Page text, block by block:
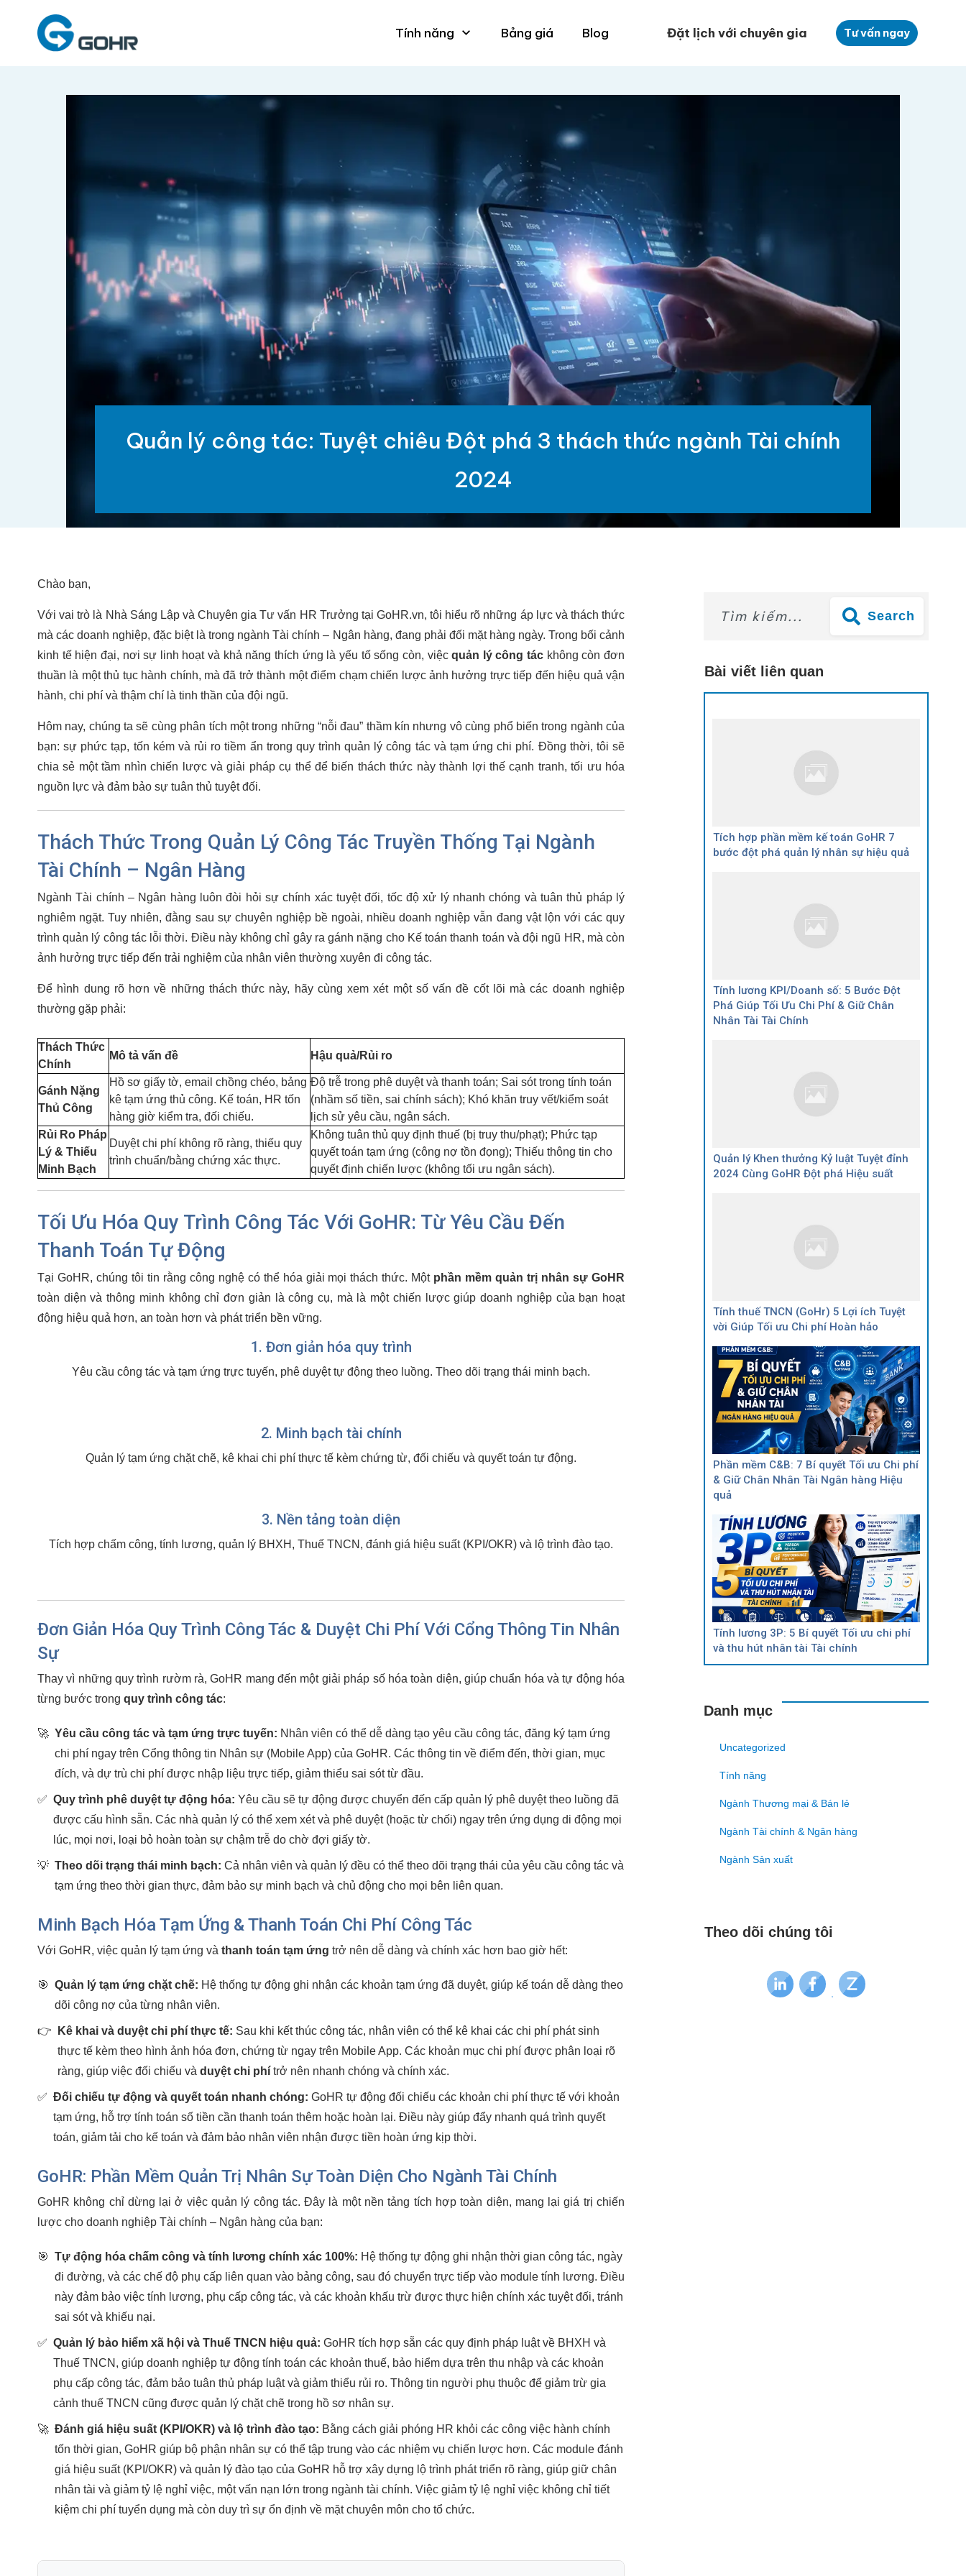
Tính năng Bảng giá Blog Đặt lịch với chuyên gia Tư vấn ngay
Quản lý công tác: Tuyệt chiêu Đột phá 3 thách thức ngành Tài chính
2024
Chào bạn,
Với vai trò là Nhà Sáng Lập và Chuyên gia Tư vấn HR Trưởng tại GoHR.vn, tôi hiểu rõ những áp lực và thách thức
mà các doanh nghiệp, đặc biệt là trong ngành Tài chính – Ngân hàng, đang phải đối mặt hàng ngày. Trong bối cảnh
kinh tế hiện đại, nơi sự linh hoạt và khả năng thích ứng là yếu tố sống còn, việcquản lý công tác không còn đơn
thuần là một thủ tục hành chính, mà đã trở thành một điểm chạm chiến lược ảnh hưởng trực tiếp đến hiệu quả vận
hành, chi phí và thậm chí là tinh thần của đội ngũ.
Hôm nay, chúng ta sẽ cùng phân tích một trong những “nỗi đau” thầm kín nhưng vô cùng phổ biến trong ngành của
bạn: sự phức tạp, tốn kém và rủi ro tiềm ẩn trong quy trình quản lý công tác và tạm ứng chi phí. Đồng thời, tôi sẽ
chia sẻ một tầm nhìn chiến lược và giải pháp cụ thể để biến thách thức này thành lợi thế cạnh tranh, tối ưu hóa
nguồn lực và đảm bảo sự tuân thủ tuyệt đối.
Thách Thức Trong Quản Lý Công Tác Truyền Thống Tại Ngành
Tài Chính – Ngân Hàng
Ngành Tài chính – Ngân hàng luôn đòi hỏi sự chính xác tuyệt đối, tốc độ xử lý nhanh chóng và tuân thủ pháp lý
nghiêm ngặt. Tuy nhiên, đằng sau sự chuyên nghiệp bề ngoài, nhiều doanh nghiệp vẫn đang vật lộn với các quy
trình quản lý công tác lỗi thời. Điều này không chỉ gây ra gánh nặng cho Kế toán thanh toán và đội ngũ HR, mà còn
ảnh hưởng trực tiếp đến trải nghiệm của nhân viên thường xuyên đi công tác.
Để hình dung rõ hơn về những thách thức này, hãy cùng xem xét một số vấn đề cốt lõi mà các doanh nghiệp
thường gặp phải:
Thách Thức
Chính
Mô tả vấn đề Hậu quả/Rủi ro
Gánh Nặng
Thủ Công
Hồ sơ giấy tờ, email chồng chéo, bảng
kê tạm ứng thủ công. Kế toán, HR tốn
hàng giờ kiểm tra, đối chiếu.
Độ trễ trong phê duyệt và thanh toán; Sai sót trong tính toán
(nhầm số tiền, sai chính sách); Khó khăn truy vết/kiểm soát
lịch sử yêu cầu, ngân sách.
Rủi Ro Pháp
Lý & Thiếu
Minh Bạch
Duyệt chi phí không rõ ràng, thiếu quy
trình chuẩn/bằng chứng xác thực.
Không tuân thủ quy định thuế (bị truy thu/phạt); Phức tạp
quyết toán tạm ứng (công nợ tồn đọng); Thiếu thông tin cho
quyết định chiến lược (không tối ưu ngân sách).
Tối Ưu Hóa Quy Trình Công Tác Với GoHR: Từ Yêu Cầu Đến
Thanh Toán Tự Động
Tại GoHR, chúng tôi tin rằng công nghệ có thể hóa giải mọi thách thức. Một phần mềm quản trị nhân sự GoHR
toàn diện và thông minh không chỉ đơn giản là công cụ, mà là một chiến lược giúp doanh nghiệp của bạn hoạt
động hiệu quả hơn, an toàn hơn và phát triển bền vững.
1. Đơn giản hóa quy trình
Yêu cầu công tác và tạm ứng trực tuyến, phê duyệt tự động theo luồng. Theo dõi trạng thái minh bạch.
2. Minh bạch tài chính
Quản lý tạm ứng chặt chẽ, kê khai chi phí thực tế kèm chứng từ, đối chiếu và quyết toán tự động.
3. Nền tảng toàn diện
Tích hợp chấm công, tính lương, quản lý BHXH, Thuế TNCN, đánh giá hiệu suất (KPI/OKR) và lộ trình đào tạo.
Đơn Giản Hóa Quy Trình Công Tác & Duyệt Chi Phí Với Cổng Thông Tin Nhân
Sự
Thay vì những quy trình rườm rà, GoHR mang đến một giải pháp số hóa toàn diện, giúp chuẩn hóa và tự động hóa
từng bước trong quy trình công tác:
🚀 Yêu cầu công tác và tạm ứng trực tuyến: Nhân viên có thể dễ dàng tạo yêu cầu công tác, đăng ký tạm ứng
chi phí ngay trên Cổng thông tin Nhân sự (Mobile App) của GoHR. Các thông tin về điểm đến, thời gian, mục
đích, và dự trù chi phí được nhập liệu trực tiếp, giảm thiểu sai sót từ đầu.
✅ Quy trình phê duyệt tự động hóa: Yêu cầu sẽ tự động được chuyển đến cấp quản lý phê duyệt theo luồng đã
được cấu hình sẵn. Các nhà quản lý có thể xem xét và phê duyệt (hoặc từ chối) ngay trên ứng dụng di động mọi
lúc, mọi nơi, loại bỏ hoàn toàn sự chậm trễ do chờ đợi giấy tờ.
💡 Theo dõi trạng thái minh bạch: Cả nhân viên và quản lý đều có thể theo dõi trạng thái của yêu cầu công tác và
tạm ứng theo thời gian thực, đảm bảo sự minh bạch và chủ động cho mọi bên liên quan.
Minh Bạch Hóa Tạm Ứng & Thanh Toán Chi Phí Công Tác
Với GoHR, việc quản lý tạm ứng và thanh toán tạm ứng trở nên dễ dàng và chính xác hơn bao giờ hết:
🎯 Quản lý tạm ứng chặt chẽ: Hệ thống tự động ghi nhận các khoản tạm ứng đã duyệt, giúp kế toán dễ dàng theo
dõi công nợ của từng nhân viên.
👉 Kê khai và duyệt chi phí thực tế: Sau khi kết thúc công tác, nhân viên có thể kê khai các chi phí phát sinh
thực tế kèm theo hình ảnh hóa đơn, chứng từ ngay trên Mobile App. Các khoản mục chi phí được phân loại rõ
ràng, giúp việc đối chiếu và duyệt chi phí trở nên nhanh chóng và chính xác.
✅ Đối chiếu tự động và quyết toán nhanh chóng: GoHR tự động đối chiếu các khoản chi phí thực tế với khoản
tạm ứng, hỗ trợ tính toán số tiền cần thanh toán thêm hoặc hoàn lại. Điều này giúp đẩy nhanh quá trình quyết
toán, giảm tải cho kế toán và đảm bảo nhân viên nhận được tiền hoàn ứng kịp thời.
GoHR: Phần Mềm Quản Trị Nhân Sự Toàn Diện Cho Ngành Tài Chính
GoHR không chỉ dừng lại ở việc quản lý công tác. Đây là một nền tảng tích hợp toàn diện, mang lại giá trị chiến
lược cho doanh nghiệp Tài chính – Ngân hàng của bạn:
🎯 Tự động hóa chấm công và tính lương chính xác 100%: Hệ thống tự động ghi nhận thời gian công tác, ngày
đi đường, và các chế độ phụ cấp liên quan vào bảng công, sau đó chuyển trực tiếp vào module tính lương. Điều
này đảm bảo việc tính lương, phụ cấp công tác, và các khoản khấu trừ được thực hiện chính xác tuyệt đối, tránh
sai sót và khiếu nại.
✅ Quản lý bảo hiểm xã hội và Thuế TNCN hiệu quả: GoHR tích hợp sẵn các quy định pháp luật về BHXH và
Thuế TNCN, giúp doanh nghiệp tự động tính toán các khoản thuế, bảo hiểm dựa trên thu nhập và các khoản
phụ cấp công tác, đảm bảo tuân thủ pháp luật và giảm thiểu rủi ro. Thông tin người phụ thuộc để giảm trừ gia
cảnh thuế TNCN cũng được quản lý chặt chẽ trong hồ sơ nhân sự.
🚀 Đánh giá hiệu suất (KPI/OKR) và lộ trình đào tạo: Bằng cách giải phóng HR khỏi các công việc hành chính
tốn thời gian, GoHR giúp bộ phận nhân sự có thể tập trung vào các nhiệm vụ chiến lược hơn. Các module đánh
giá hiệu suất (KPI/OKR) và quản lý đào tạo của GoHR hỗ trợ xây dựng lộ trình phát triển rõ ràng, giúp giữ chân
nhân tài và giảm tỷ lệ nghỉ việc, một vấn nạn lớn trong ngành tài chính. Việc giảm tỷ lệ nghỉ việc không chỉ tiết
kiệm chi phí tuyển dụng mà còn duy trì sự ổn định về mặt chuyên môn cho tổ chức.
Search
Bài viết liên quan
Tích hợp phần mềm kế toán GoHR 7
bước đột phá quản lý nhân sự hiệu quả
Tính lương KPI/Doanh số: 5 Bước Đột
Phá Giúp Tối Ưu Chi Phí & Giữ Chân
Nhân Tài Tài Chính
Quản lý Khen thưởng Kỷ luật Tuyệt đỉnh
2024 Cùng GoHR Đột phá Hiệu suất
Tính thuế TNCN (GoHr) 5 Lợi ích Tuyệt
vời Giúp Tối ưu Chi phí Hoàn hảo
Phần mềm C&B: 7 Bí quyết Tối ưu Chi phí
& Giữ Chân Nhân Tài Ngân hàng Hiệu
quả
Tính lương 3P: 5 Bí quyết Tối ưu chi phí
và thu hút nhân tài Tài chính
Danh mục
Uncategorized
Tính năng
Ngành Thương mại & Bán lẻ
Ngành Tài chính & Ngân hàng
Ngành Sản xuất
Theo dõi chúng tôi